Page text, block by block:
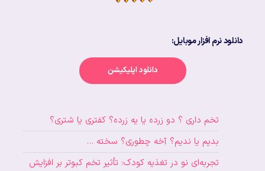
دانلود نرم افزار موبایل:
دانلود اپلیکیشن
تخم داری ؟ دو زرده یا یه زرده؟ کفتری یا شتری؟
بدیم یا ندیم؟ آخه چطوری؟ سخته …
تجربه‌ای نو در تغذیه کودک: تأثیر تخم کبوتر بر افزایش